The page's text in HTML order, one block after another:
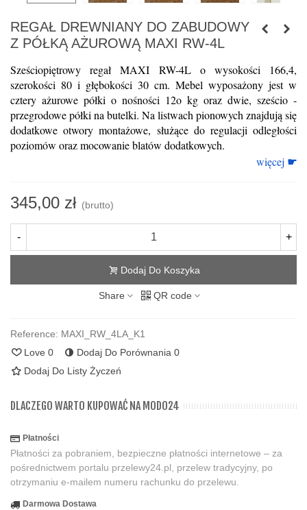
REGAŁ DREWNIANY DO ZABUDOWY
Z PÓŁKĄ AŻUROWĄ MAXI RW-4L
Sześciopiętrowy regał MAXI RW-4L o wysokości 166,4,
szerokości 80 i głębokości 30 cm. Mebel wyposażony jest w
cztery ażurowe półki o nośności 12o kg oraz dwie, sześcio -
przegrodowe półki na butelki. Na listwach pionowych znajdują się
dodatkowe otwory montażowe, służące do regulacji odległości
poziomów oraz mocowanie blatów dodatkowych.
więcej ☛
345,00 zł (brutto)
- +
Dodaj Do Koszyka
Share QR code
Reference: MAXI_RW_4LA_K1
Love 0 Dodaj Do Porównania 0
Dodaj Do Listy Życzeń
DLACZEGO WARTO KUPOWAĆ NA MODO24
Płatności
Płatności za pobraniem, bezpieczne płatności internetowe – za
pośrednictwem portalu przelewy24.pl, przelew tradycyjny, po
otrzymaniu e-mailem numeru rachunku do przelewu.
Darmowa Dostawa